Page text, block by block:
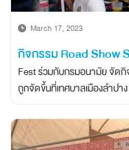
March 17, 2023
กิจกรรม Road Show
Fest ร่วมกับกรมอนามัย จัด
ถูกจัดขึ้นที่เทศบาลเมืองลำป